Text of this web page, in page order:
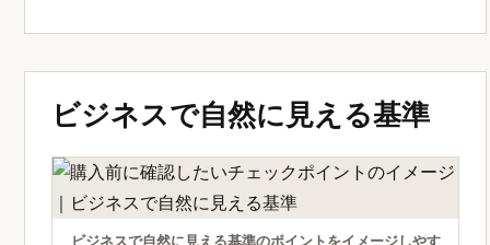
ビジネスで自然に見える基準
ビジネスで自然に見える基準のポイントをイメージしやす